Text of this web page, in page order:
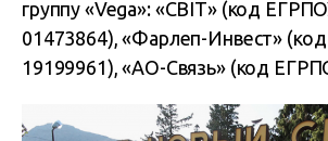
группу «Vega»: «СВІТ» (код
01473864), «Фарлеп-Инвест»
19199961), «АО-Связь» (код